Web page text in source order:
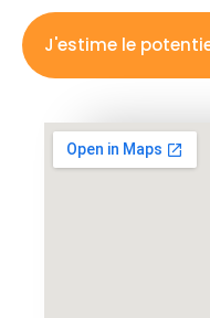
J'estime le